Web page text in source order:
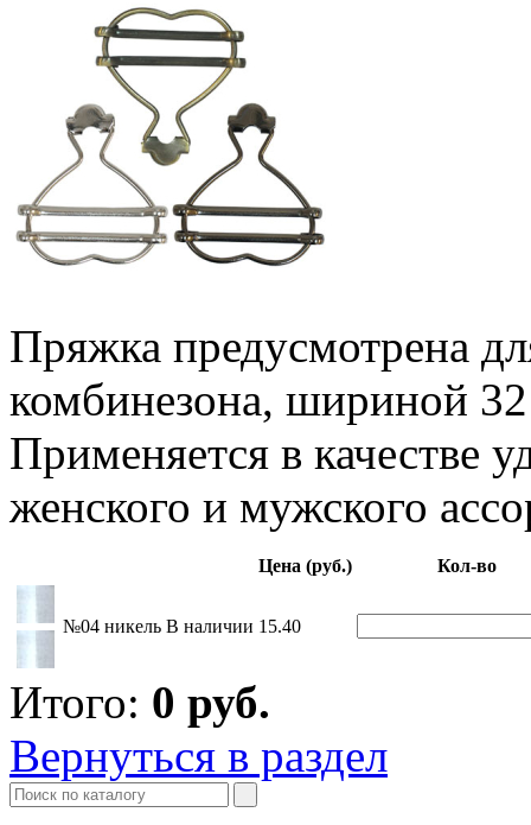
Пряжка предусмотрена
комбинезона, шириной
Применяется в качестве
женского и мужского
Цена (руб.) Кол-во
№04 никель В наличии 15.40
Итого: 0 руб.
Вернуться в раздел